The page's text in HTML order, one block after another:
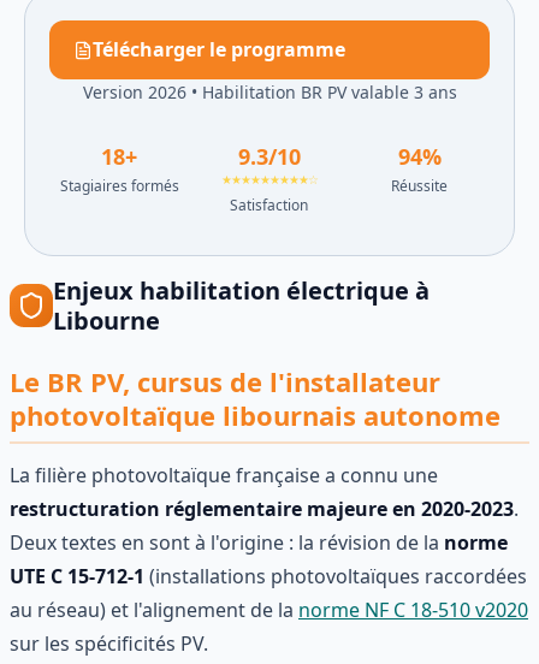
Télécharger le programme
Version 2026• Habilitation BR PV valable 3 ans
18+
Stagiaires formés
9.3/10
★★★★★★★★★☆
Satisfaction
94%
Réussite
Enjeux habilitation électrique à
Libourne
Le BR PV, cursus de l'installateur
photovoltaïque libournais autonome
La filière photovoltaïque française a connu une
restructuration réglementaire majeure en 2020-2023.
Deux textes en sont à l'origine : la révision de la norme
UTE C 15-712-1 (installations photovoltaïques raccordées
au réseau) et l'alignement de la norme NF C 18-510 v2020
sur les spécificités PV.